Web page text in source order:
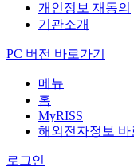
개인정보 재동의
기관소개
PC 버전 바로가기
메뉴
홈
MyRISS
해외전자정보 바
로그인